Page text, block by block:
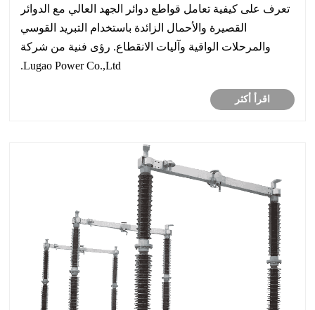
تعرف على كيفية تعامل قواطع دوائر الجهد العالي مع الدوائر
القصيرة والأحمال الزائدة باستخدام التبريد القوسي
والمرحلات الواقية وآليات الانقطاع. رؤى فنية من شركة
Lugao Power Co.,Ltd.
اقرأ أكثر